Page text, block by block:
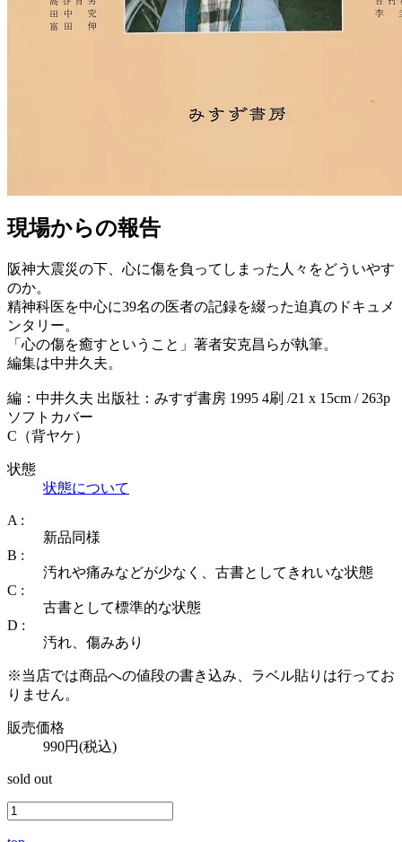
現場からの報告
阪神大震災の下、心に傷を負ってしまった人々をどういやす
のか。
精神科医を中心に39名の医者の記録を綴った迫真のドキュメ
ンタリー。
「心の傷を癒すということ」著者安克昌らが執筆。
編集は中井久夫。
編：中井久夫 出版社：みすず書房 1995 4刷 /21 x 15cm / 263p
ソフトカバー
C（背ヤケ）
状態
状態について
A :
新品同様
B :
汚れや痛みなどが少なく、古書としてきれいな状態
C :
古書として標準的な状態
D :
汚れ、傷みあり
※当店では商品への値段の書き込み、ラベル貼りは行ってお
りません。
販売価格
990円(税込)
sold out